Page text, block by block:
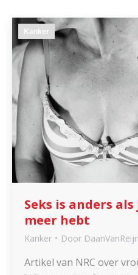
Kanker
Seks is anders
meer hebt
Kanker Door DaanVanReijn
Artikel van NRC over